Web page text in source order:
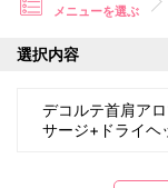
メニューを選ぶ
選択内容
デコルテ首肩ア
サージ+ドライヘ